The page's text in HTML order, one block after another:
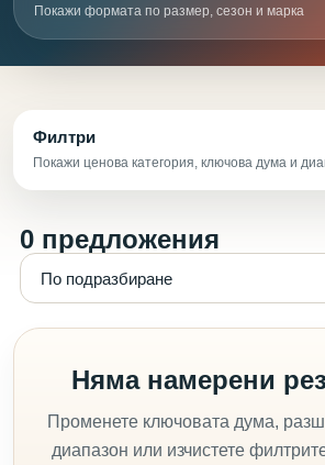
Покажи формата по размер, сезон и марка
Филтри
Покажи ценова категория, ключова дума и
0 предложения
Няма намерени
Променете ключовата дума,
диапазон или изчистете